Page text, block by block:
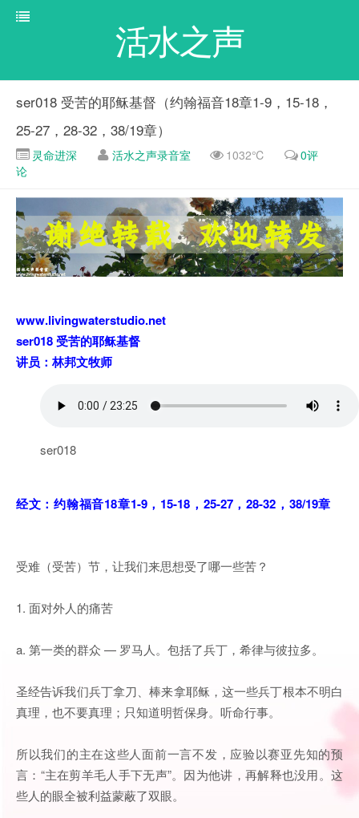
活水之声
ser018 受苦的耶稣基督（约翰福音18章1-9，15-18，
25-27，28-32，38/19章）
灵命进深 活水之声录音室 1032℃
0评
论
www.livingwaterstudio.net
ser018 受苦的耶稣基督
讲员：林邦文牧师
ser018
经文：约翰福音18章1-9，15-18，25-27，28-32，38/19章
受难（受苦）节，让我们来思想受了哪一些苦？
1. 面对外人的痛苦
a. 第一类的群众 — 罗马人。包括了兵丁，希律与彼拉多。
圣经告诉我们兵丁拿刀、棒来拿耶稣，这一些兵丁根本不明白
真理，也不要真理；只知道明哲保身。听命行事。
所以我们的主在这些人面前一言不发，应验以赛亚先知的预
言：“主在剪羊毛人手下无声”。因为他讲，再解释也没用。这
些人的眼全被利益蒙蔽了双眼。